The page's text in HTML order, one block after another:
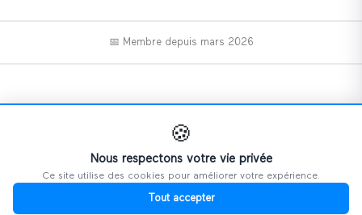
📅 Membre depuis mars 2026
📝
Ce profil n'a pas encore ajouté d'informations.
🍪
Nous respectons votre vie privée
Ce site utilise des cookies pour améliorer votre expérience.
Tout accepter